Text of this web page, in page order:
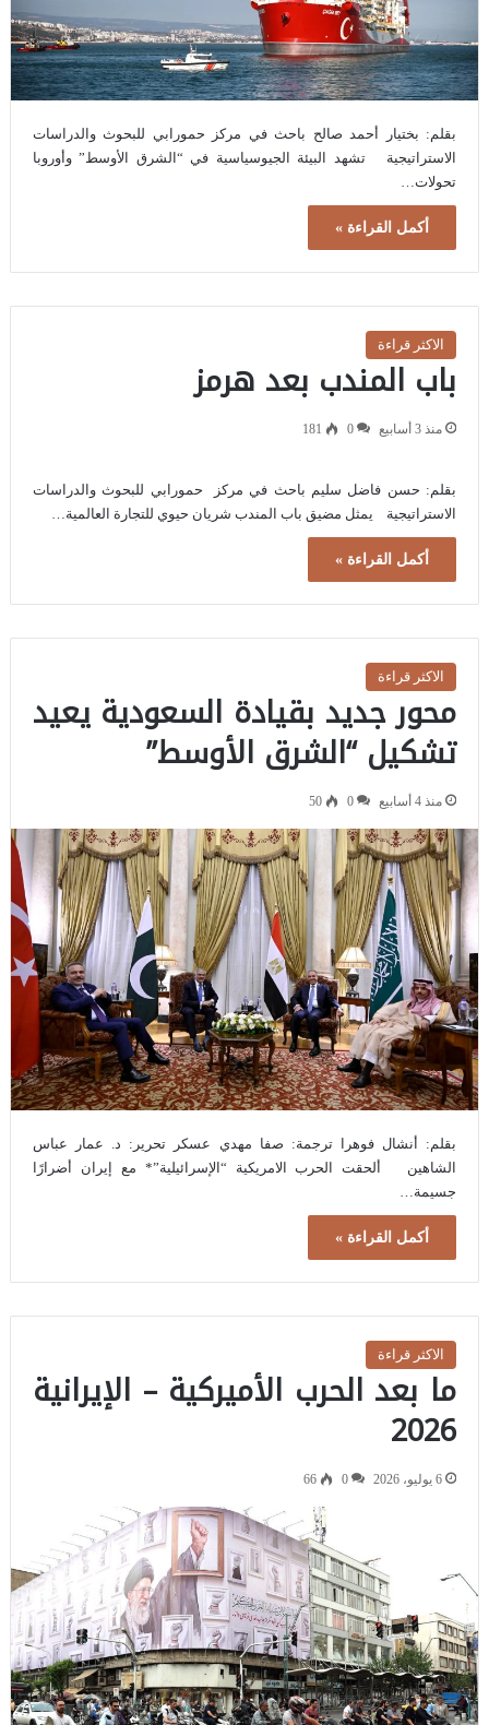
بقلم: بختيار أحمد صالح باحث في مركز حمورابي للبحوث والدراسات
الاستراتيجية تشهد البيئة الجيوسياسية في “الشرق الأوسط” وأوروبا
تحولات…
أكمل القراءة »
الاكثر قراءة
باب المندب بعد هرمز
منذ 3 أسابيع 0
181
بقلم: حسن فاضل سليم باحث في مركز حمورابي للبحوث والدراسات
الاستراتيجية يمثل مضيق باب المندب شريان حيوي للتجارة العالمية…
أكمل القراءة »
الاكثر قراءة
محور جديد بقيادة السعودية يعيد
تشكيل “الشرق الأوسط”
منذ 4 أسابيع 0
50
بقلم: أنشال فوهرا ترجمة: صفا مهدي عسكر تحرير: د. عمار عباس
الشاهين ألحقت الحرب الامريكية “الإسرائيلية”* مع إيران أضرارًا
جسيمة…
أكمل القراءة »
الاكثر قراءة
ما بعد الحرب الأميركية – الإيرانية
2026
6 يوليو، 2026 0
66